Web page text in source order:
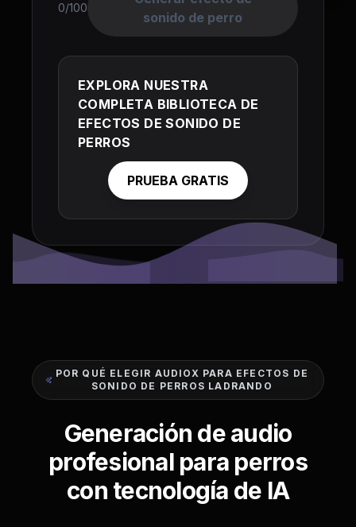
0/100
sonido de perro
EXPLORA NUESTRA
COMPLETA BIBLIOTECA DE
EFECTOS DE SONIDO DE
PERROS
PRUEBA GRATIS
POR QUÉ ELEGIR AUDIOX PARA EFECTOS DE
SONIDO DE PERROS LADRANDO
Generación de audio
profesional para perros
con tecnología de IA